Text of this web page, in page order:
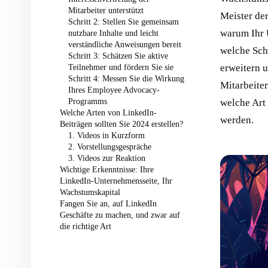
Mitarbeiter unterstützt
Schritt 2: Stellen Sie gemeinsam
nutzbare Inhalte und leicht
verständliche Anweisungen bereit
Schritt 3: Schätzen Sie aktive
Teilnehmer und fördern Sie sie
Schritt 4: Messen Sie die Wirkung
Ihres Employee Advocacy-
Programms
Welche Arten von LinkedIn-
Beiträgen sollten Sie 2024 erstellen?
1. Videos in Kurzform
2. Vorstellungsgespräche
3. Videos zur Reaktion
Wichtige Erkenntnisse: Ihre
LinkedIn-Unternehmensseite, Ihr
Wachstumskapital
Fangen Sie an, auf LinkedIn
Geschäfte zu machen, und zwar auf
die richtige Art
Meister
warum Ihr
welche
erweitern
welche
werden.